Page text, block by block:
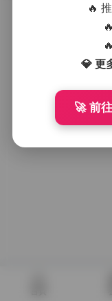
🔥
💎 更
🚀 前